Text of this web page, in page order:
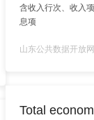
含收入行次、收入
息项
山东公共数据开放网
Total